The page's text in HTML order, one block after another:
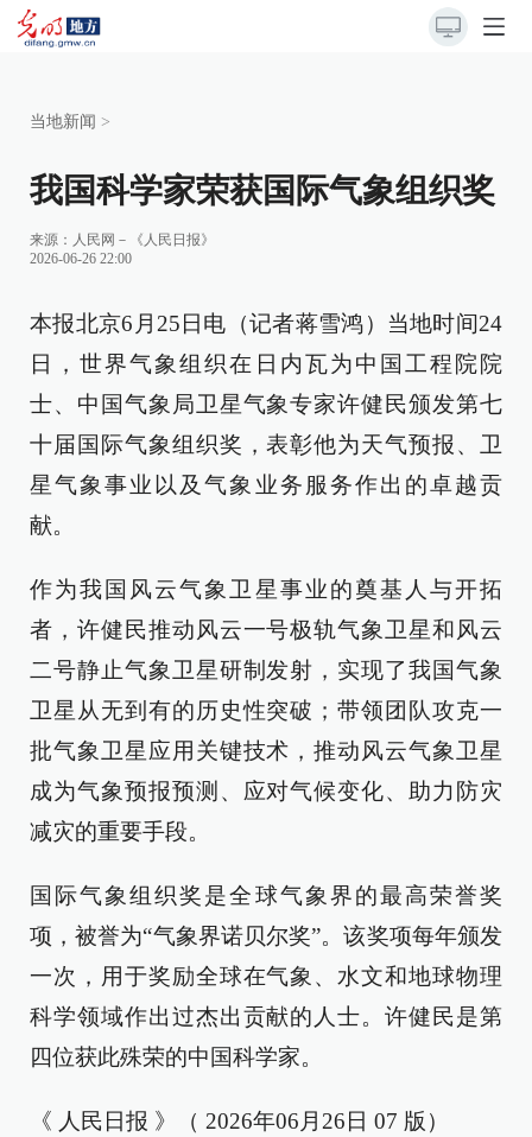
当地新闻 >
我国科学家荣获国际气象组织奖
来源： 人民网－《人民日报》
2026-06-26 22:00
本报北京6月25日电（记者蒋雪鸿）当地时间24
日，世界气象组织在日内瓦为中国工程院院
士、中国气象局卫星气象专家许健民颁发第七
十届国际气象组织奖，表彰他为天气预报、卫
星气象事业以及气象业务服务作出的卓越贡
献。
作为我国风云气象卫星事业的奠基人与开拓
者，许健民推动风云一号极轨气象卫星和风云
二号静止气象卫星研制发射，实现了我国气象
卫星从无到有的历史性突破；带领团队攻克一
批气象卫星应用关键技术，推动风云气象卫星
成为气象预报预测、应对气候变化、助力防灾
减灾的重要手段。
国际气象组织奖是全球气象界的最高荣誉奖
项，被誉为“气象界诺贝尔奖”。该奖项每年颁发
一次，用于奖励全球在气象、水文和地球物理
科学领域作出过杰出贡献的人士。许健民是第
四位获此殊荣的中国科学家。
《 人民日报 》（ 2026年06月26日 07 版）